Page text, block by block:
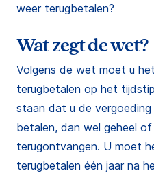
weer terugbetalen?
Wat zegt de wet?
Volgens de wet moet u
terugbetalen op het
staan dat u de
betalen, dan wel geheel
terugontvangen. U moet
terugbetalen één jaar na